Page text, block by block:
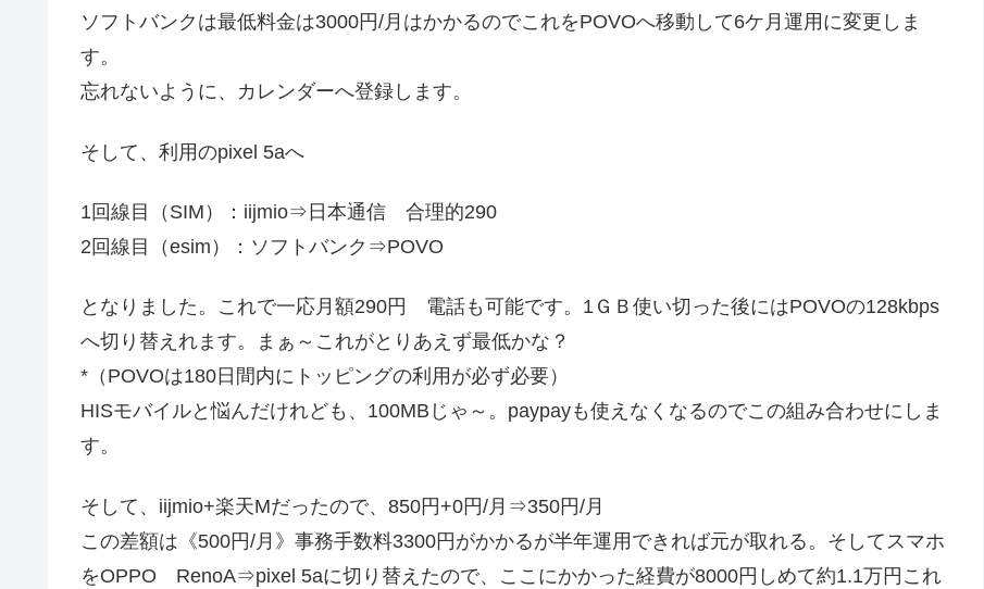
ソフトバンクは最低料金は3000円/月はかかるのでこれをPOVOへ移動して6ケ月運用に変更しま
す。
忘れないように、カレンダーへ登録します。
そして、利用のpixel 5aへ
1回線目（SIM）：iijmio⇒日本通信 合理的290
2回線目（esim）：ソフトバンク⇒POVO
となりました。これで一応月額290円 電話も可能です。1ＧＢ使い切った後にはPOVOの128kbps
へ切り替えれます。まぁ～これがとりあえず最低かな？
*（POVOは180日間内にトッピングの利用が必ず必要）
HISモバイルと悩んだけれども、100MBじゃ～。paypayも使えなくなるのでこの組み合わせにしま
す。
そして、iijmio+楽天Mだったので、850円+0円/月⇒350円/月
この差額は《500円/月》事務手数料3300円がかかるが半年運用できれば元が取れる。そしてスマホ
をOPPO RenoA⇒pixel 5aに切り替えたので、ここにかかった経費が8000円しめて約1.1万円これ